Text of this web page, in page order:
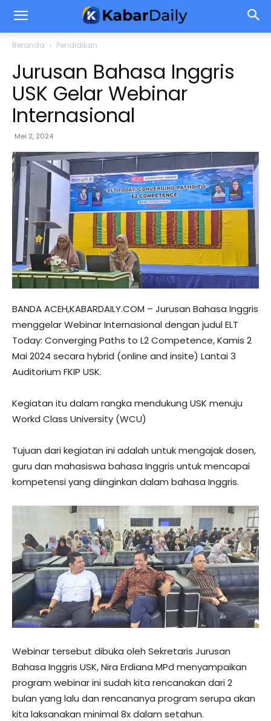
Beranda Pendidikan
Jurusan Bahasa Inggris
USK Gelar Webinar
Internasional
Mei 2, 2024
BANDA ACEH,KABARDAILY.COM – Jurusan Bahasa Inggris
menggelar Webinar Internasional dengan judul ELT
Today: Converging Paths to L2 Competence, Kamis 2
Mai 2024 secara hybrid (online and insite) Lantai 3
Auditorium FKIP USK.
Kegiatan itu dalam rangka mendukung USK menuju
Workd Class University (WCU)
Tujuan dari kegiatan ini adalah untuk mengajak dosen,
guru dan mahasiswa bahasa Inggris untuk mencapai
kompetensi yang diinginkan dalam bahasa Inggris.
Webinar tersebut dibuka oleh Sekretaris Jurusan
Bahasa Inggris USK, Nira Erdiana MPd menyampaikan
program webinar ini sudah kita rencanakan dari 2
bulan yang lalu dan rencananya program serupa akan
kita laksanakan minimal 8x dalam setahun.